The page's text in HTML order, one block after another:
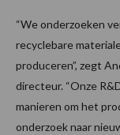
“We onderzoeken
recyclebare
produceren”, zegt
directeur. “Onze
manieren om het
onderzoek naar